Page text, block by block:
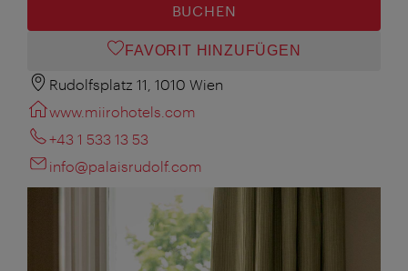
BUCHEN
FAVORIT HINZUFÜGEN
Rudolfsplatz 11, 1010 Wien
www.miirohotels.com
+43 1 533 13 53
info@palaisrudolf.com